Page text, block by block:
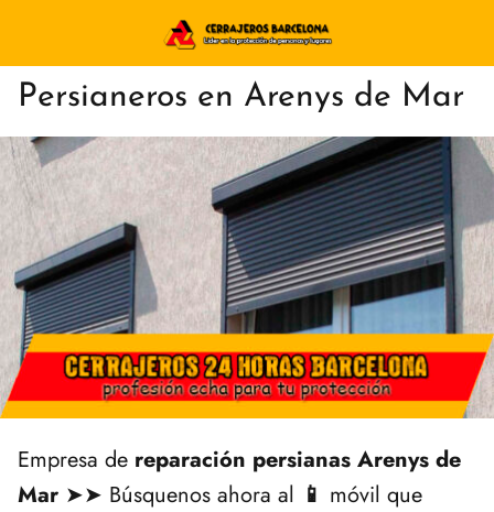
Persianeros en Arenys de Mar
Empresa de reparación persianas Arenys de
Mar ➤➤ Búsquenos ahora al 📱 móvil que